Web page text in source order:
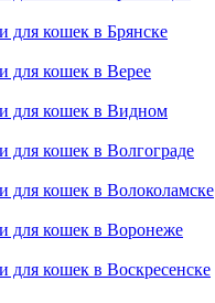
для кошек в Брянске
для кошек в Верее
для кошек в Видном
для кошек в Волгограде
для кошек в Волоколамске
для кошек в Воронеже
для кошек в Воскресенске